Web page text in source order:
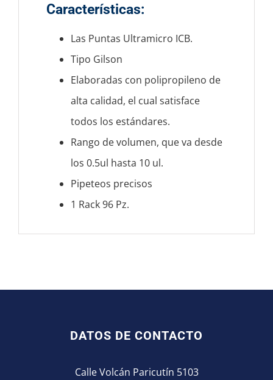
Características:
Las Puntas Ultramicro ICB.
Tipo Gilson
Elaboradas con polipropileno de
alta calidad, el cual satisface
todos los estándares.
Rango de volumen, que va desde
los 0.5ul hasta 10 ul.
Pipeteos precisos
1 Rack 96 Pz.
DATOS DE CONTACTO
Calle Volcán Paricutín 5103